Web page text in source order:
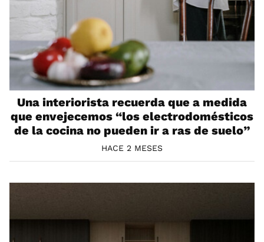
Una interiorista recuerda que a medida
que envejecemos “los electrodomésticos
de la cocina no pueden ir a ras de suelo”
HACE 2 MESES